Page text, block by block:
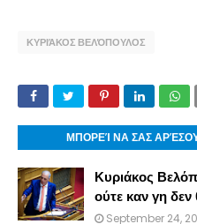
ΚΥΡΙΆΚΟΣ ΒΕΛΌΠΟΥΛΟΣ
ΜΠΟΡΕΊ ΝΑ ΣΑΣ
Κυριάκος
ούτε καν γη
September 24,